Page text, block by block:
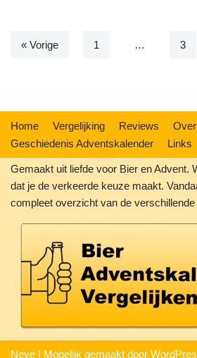
« Vorige 1 … 3
Home Vergelijking Reviews
Geschiedenis Adventskalender
Links
Gemaakt uit liefde voor Bier en Advent.
dat je de verkeerde keuze maakt.
compleet overzicht van de verschillende
Neve | Mogelijk gemaakt door